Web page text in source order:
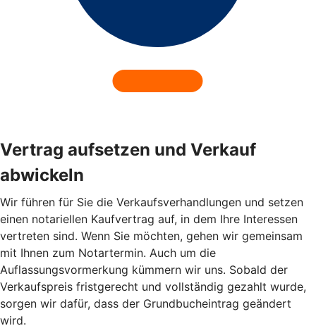
Vertrag aufsetzen und Verkauf
abwickeln
Wir führen für Sie die Verkaufsverhandlungen und setzen
einen notariellen Kaufvertrag auf, in dem Ihre Interessen
vertreten sind. Wenn Sie möchten, gehen wir gemeinsam
mit Ihnen zum Notartermin. Auch um die
Auflassungsvormerkung kümmern wir uns. Sobald der
Verkaufspreis fristgerecht und vollständig gezahlt wurde,
sorgen wir dafür, dass der Grundbucheintrag geändert
wird.